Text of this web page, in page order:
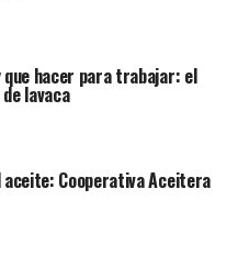
que hacer para trabajar: el
lavaca
aceite: Cooperativa Aceitera